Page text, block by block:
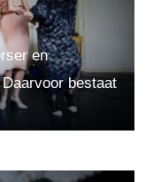
en
bestaat